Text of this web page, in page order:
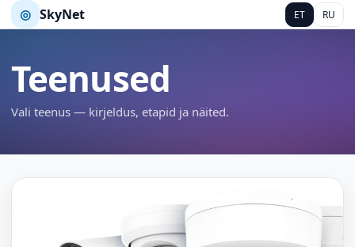
◎ SkyNet ET RU
Teenused
Vali teenus — kirjeldus, etapid ja näited.